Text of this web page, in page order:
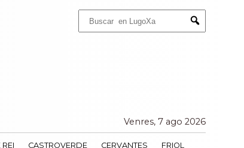
Submit
Venres, 7 ago 2026
CASTROVERDE CERVANTES
FRIOL